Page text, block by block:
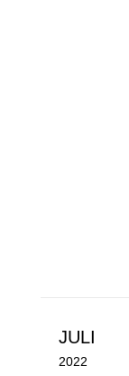
JULI
2022